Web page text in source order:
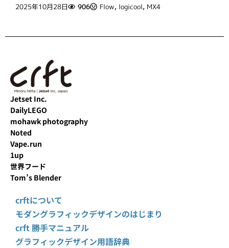
2025年10月28日 906 Flow, logicool, MX4
Jetset Inc.
DailyLEGO
mohawk photography
Noted
Vape.run
1up
世界フード
Tom’s Blender
crftについて
モダングラフィックデザインのはじまり
crft 勝手マニュアル
グラフィックデザイン用語辞典